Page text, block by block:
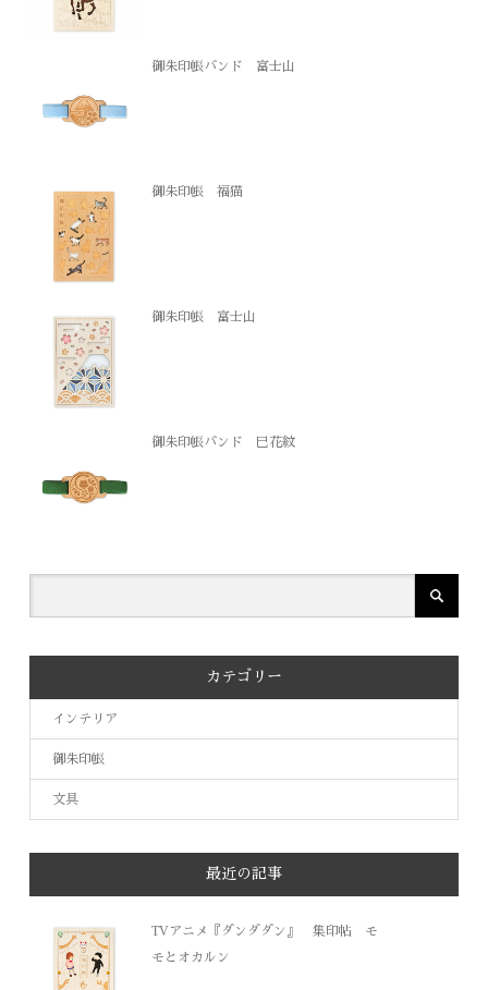
御朱印帳バンド 富士山
御朱印帳 福猫
御朱印帳 富士山
御朱印帳バンド 巳花紋
カテゴリー
インテリア
御朱印帳
文具
最近の記事
TVアニメ『ダンダダン』 集印帖 モ
モとオカルン